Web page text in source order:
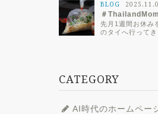
_dammy
_works.p
ng"/>
ng"/>
BLOG
＃
先月1週間お休み
のタイへ行ってき
CATEGORY
AI時代のホームペー